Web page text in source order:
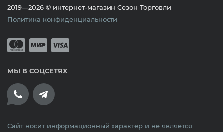
2019—2026 © интернет-магазин Сезон Торговли
Политика конфиденциальности
Принимается оплата банковскими
МЫ В СОЦСЕТЯХ
Сайт носит информационный характер и не является